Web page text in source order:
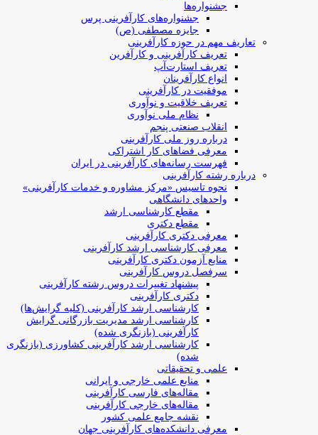
جشنواره‌ها
جشنواره‌های کارآفرینی‌ پرس
جایزه مصطفی (ص)
تعاریف مهم در حوزه کارآفرینی
تعریف کارآفرینی و کارآفرین
تعریف استارت‌آپ
انواع کارآفرینان
موفقیت در کارآفرینی
تعریف خلاقیت و نوآوری
نظام ملی نوآوری
انقلاب صنعتی پنجم
درباره روز ملی کارآفرینی
معرفی فضاهای کار اشتراکی
فهرست رسانه‌های کارآفرینی در ایران
درباره رشته کارآفرینی
نحوه تاسیس «مرکز مشاوره و خدمات کارآفرینی»
واحدهای دانشگاهی
مقطع کارشناسی ارشد
مقطع دکتری
معرفی دکتری کارآفرینی
معرفی کارشناسی ارشد کارآفرینی
منابع آزمون دکتری کارآفرینی
سرفصل دروس کارآفرینی
پیشنهاد تغییرات دروس رشته کارآفرینی
دکتری کارآفرینی
کارشناسی ارشد کارآفرینی (کلیه گرایش‌ها)
کارشناسی ارشد مدیریت بازرگانی گرایش
کارآفرینی (بازنگری شده)
کارشناسی ارشد کارآفرینی کشاورزی (بازنگری
شده)
علمی و تحقیقاتی
منابع علمی خارجی و ایرانی
مقاله‌های فارسی کارآفرینی
مقاله‌های خارجی کارآفرینی
نقشه جامع علمی کشور
معرفی دانشکده‌های کارآفرینی جهان